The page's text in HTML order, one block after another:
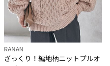
RANAN
ざっくり！編地柄ニットプルオ